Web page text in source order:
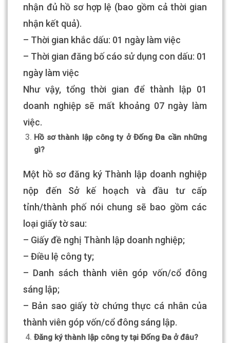
nhận đủ hồ sơ hợp lệ (bao gồm cả thời gian
nhận kết quả).
– Thời gian khắc dấu: 01 ngày làm việc
– Thời gian đăng bố cáo sử dụng con dấu: 01
ngày làm việc
Như vậy, tổng thời gian để thành lập 01
doanh nghiệp sẽ mất khoảng 07 ngày làm
việc.
Hồ sơ thành lập công ty ở Đống Đa cần những
gì?
Một hồ sơ đăng ký Thành lập doanh nghiệp
nộp đến Sở kế hoạch và đầu tư cấp
tỉnh/thành phố nói chung sẽ bao gồm các
loại giấy tờ sau:
– Giấy đề nghị Thành lập doanh nghiệp;
– Điều lệ công ty;
– Danh sách thành viên góp vốn/cổ đông
sáng lập;
– Bản sao giấy tờ chứng thực cá nhân của
thành viên góp vốn/cổ đông sáng lập.
Đăng ký thành lập công ty tại Đống Đa ở đâu?